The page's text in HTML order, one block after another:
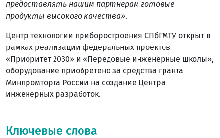
предоставлять нашим партнерам готовые
продукты высокого качества».
Центр технологии приборостроения СПбГМТУ открыт в
рамках реализации федеральных проектов
«Приоритет 2030» и «Передовые инженерные школы»,
оборудование приобретено за средства гранта
Минпромторга России на создание Центра
инженерных разработок.
Ключевые слова